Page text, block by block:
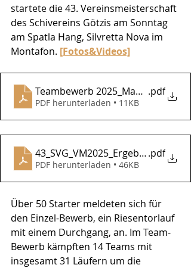
startete die 43. Vereinsmeisterschaft
des Schivereins Götzis am Sonntag
am Spatla Hang, Silvretta Nova im
Montafon. [Fotos&Videos]
Teambewerb .pdf
PDF herunterladen • 11KB
43_SVG_VM2025_Ergebnisliste
.pdf
PDF herunterladen • 46KB
Über 50 Starter meldeten sich für
den Einzel-Bewerb, ein Riesentorlauf
mit einem Durchgang, an. Im Team-
Bewerb kämpften 14 Teams mit
insgesamt 31 Läufern um die